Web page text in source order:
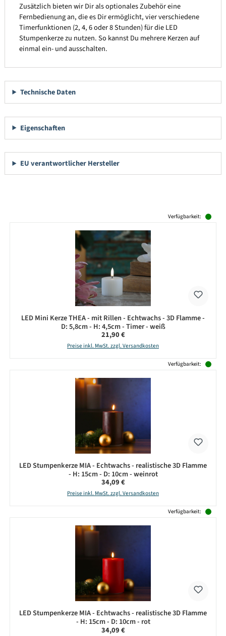
Zusätzlich bieten wir Dir als optionales Zubehör eine
Fernbedienung an, die es Dir ermöglicht, vier verschiedene
Timerfunktionen (2, 4, 6 oder 8 Stunden) für die LED
Stumpenkerze zu nutzen. So kannst Du mehrere Kerzen auf
einmal ein- und ausschalten.
Technische Daten
Eigenschaften
EU verantwortlicher Hersteller
Verfügbarkeit:
LED Mini Kerze THEA - mit Rillen - Echtwachs - 3D Flamme -
D: 5,8cm - H: 4,5cm - Timer - weiß
Regulärer Preis:
21,90 €
Preise inkl. MwSt. zzgl. Versandkosten
Verfügbarkeit:
LED Stumpenkerze MIA - Echtwachs - realistische 3D Flamme
- H: 15cm - D: 10cm - weinrot
Regulärer Preis:
34,09 €
Preise inkl. MwSt. zzgl. Versandkosten
Verfügbarkeit:
LED Stumpenkerze MIA - Echtwachs - realistische 3D Flamme
- H: 15cm - D: 10cm - rot
Regulärer Preis:
34,09 €